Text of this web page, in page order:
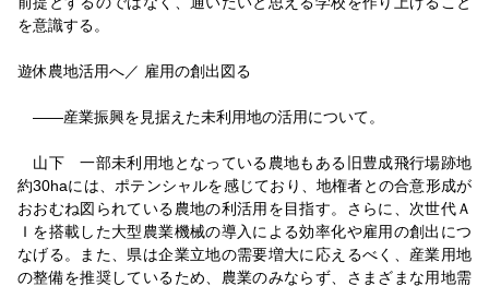
を意識する。
遊休農地活用へ／ 雇用の創出図る
――産業振興を見据えた未利用地の活用について。
山下 一部未利用地となっている農地もある旧豊成飛行場跡地
約30haには、ポテンシャルを感じており、地権者との合意形成が
おおむね図られている農地の利活用を目指す。さらに、次世代Ａ
Ｉを搭載した大型農業機械の導入による効率化や雇用の創出につ
なげる。また、県は企業立地の需要増大に応えるべく、産業用地
の整備を推奨しているため、農業のみならず、さまざまな用地需